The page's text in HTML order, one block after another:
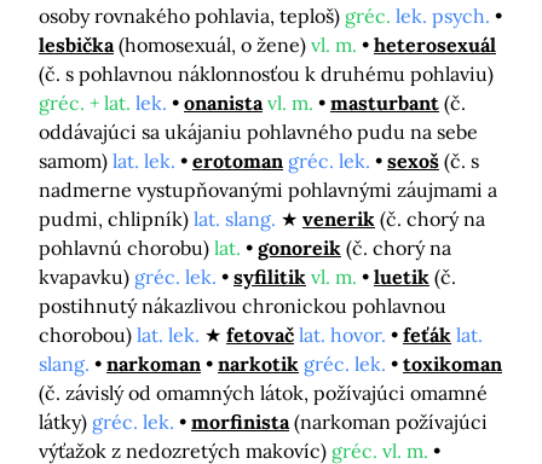
osoby rovnakého pohlavia, teploš) gréc. lek. psych.
lesbička (homosexuál, o žene) vl. m.
heterosexuál
(č. s pohlavnou náklonnosťou k druhému pohlaviu)
gréc. + lat. lek. onanista vl. m. masturbant (č.
oddávajúci sa ukájaniu pohlavného pudu na sebe
samom) lat. lek. erotoman gréc. lek. sexoš (č. s
nadmerne vystupňovanými pohlavnými záujmami a
pudmi, chlipník) lat. slang. venerik (č. chorý na
pohlavnú chorobu) lat. gonoreik (č. chorý na
kvapavku) gréc. lek. syfilitik vl. m. luetik (č.
postihnutý nákazlivou chronickou pohlavnou
chorobou) lat. lek. fetovač lat. hovor. feťák lat.
slang.
narkoman narkotik gréc. lek.
toxikoman
(č. závislý od omamných látok, požívajúci omamné
látky) gréc. lek. morfinista (narkoman požívajúci
výťažok z nedozretých makovíc) gréc. vl. m.